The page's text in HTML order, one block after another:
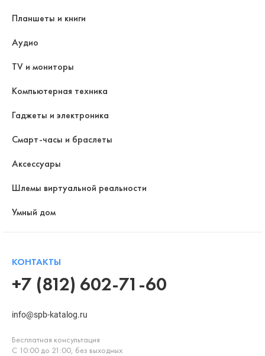
Планшеты и книги
Аудио
TV и мониторы
Компьютерная техника
Гаджеты и электроника
Смарт-часы и браслеты
Аксессуары
Шлемы виртуальной реальности
Умный дом
КОНТАКТЫ
+7 (812) 602-71-60
info@spb-katalog.ru
Бесплатная консультация
С 10:00 до 21:00, без выходных